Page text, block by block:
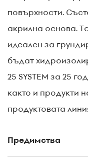
повърхности.
акрилна основа.
идеален за
бъдат
25 SYSTEM за 25
както и продукти
продуктовата
Предимства